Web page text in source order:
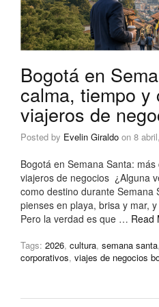
Bogotá en
calma, tiempo y
viajeros de
Posted by Evelin Giraldo on 8
Bogotá en Semana Santa:
viajeros de negocios ¿Alguna
como destino durante
pienses en playa, brisa y mar,
Pero la verdad es que … Read
Tags: 2026, cultura, semana santa,
corporativos, viajes de negocios